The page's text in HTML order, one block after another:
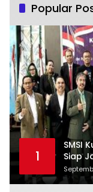
Popular
1
SMSI
Siap